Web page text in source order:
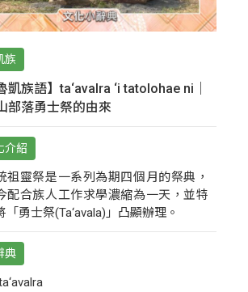
族
凱族語】ta‘avalra ‘i tatolohae ni｜
部落勇士祭的由來
介紹
祖靈祭是一系列為期四個月的祭典，
配合族人工作求學濃縮為一天，並特
「勇士祭(Ta‘avala)」凸顯辦理。
典